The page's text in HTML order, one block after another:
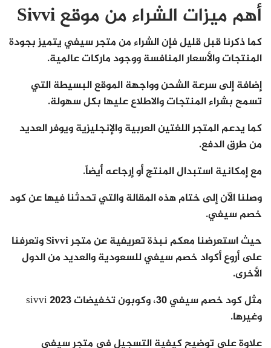
أهم ميزات الشراء من موقع Sivvi
كما ذكرنا قبل قليل فإن الشراء من متجر سيفي يتميز بجودة
المنتجات والأسعار المنافسة ووجود ماركات عالمية.
إضافة إلى سرعة الشحن وواجهة الموقع البسيطة التي
تسمح بشراء المنتجات والاطلاع عليها بكل سهولة.
كما يدعم المتجر اللغتين العربية والإنجليزية ويوفر العديد
من طرق الدفع.
مع إمكانية استبدال المنتج أو إرجاعه أيضاً.
وصلنا الآن إلى ختام هذه المقالة والتي تحدثنا فيها عن كود
خصم سيفي.
حيث استعرضنا معكم نبذة تعريفية عنمتجر Sivvi
وتعرفنا
على أروعأكواد خصم سيفيللسعودية والعديد من الدول
الأخرى.
مثل كود خصم سيفي 30، وكوبون تخفيضات sivvi 2023
وغيرها.
علاوة على توضيح كيفية التسجيل في متجر سيفي